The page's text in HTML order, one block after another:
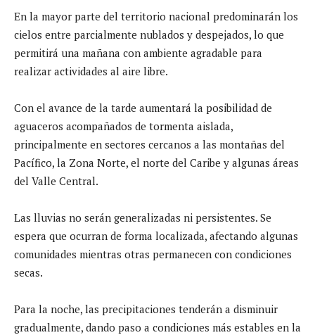
En la mayor parte del territorio nacional predominarán los
cielos entre parcialmente nublados y despejados, lo que
permitirá una mañana con ambiente agradable para
realizar actividades al aire libre.
Con el avance de la tarde aumentará la posibilidad de
aguaceros acompañados de tormenta aislada,
principalmente en sectores cercanos a las montañas del
Pacífico, la Zona Norte, el norte del Caribe y algunas áreas
del Valle Central.
Las lluvias no serán generalizadas ni persistentes. Se
espera que ocurran de forma localizada, afectando algunas
comunidades mientras otras permanecen con condiciones
secas.
Para la noche, las precipitaciones tenderán a disminuir
gradualmente, dando paso a condiciones más estables en la